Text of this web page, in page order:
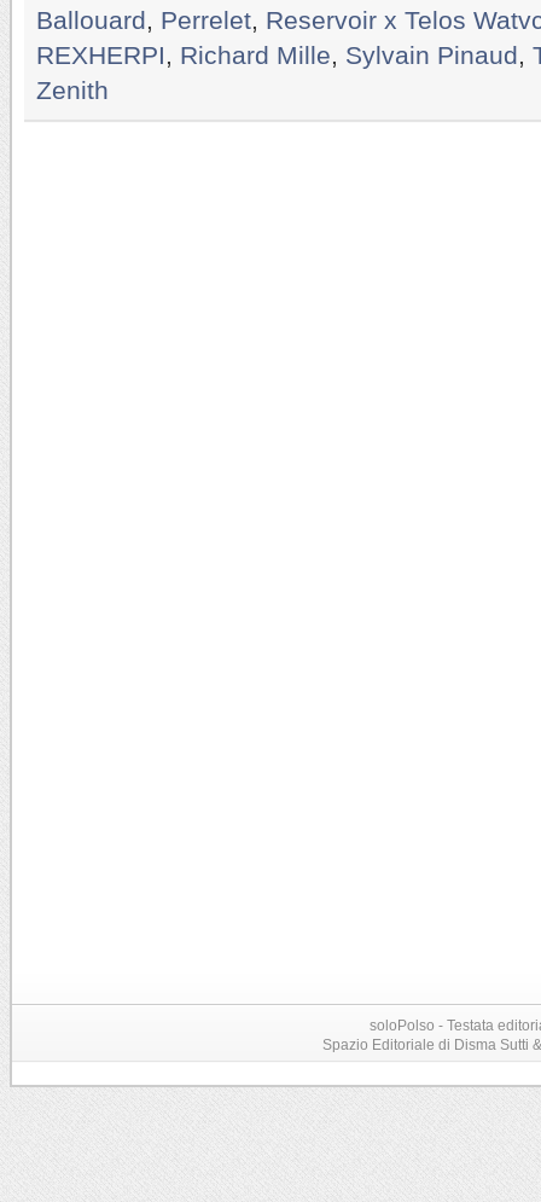
Ballouard
Perrelet Reservoir x Telos
REXHERPI
Richard Mille Sylvain Pinaud
Zenith
soloPolso - Testata
Spazio Editoriale di Disma Sutti